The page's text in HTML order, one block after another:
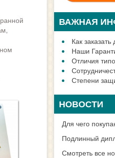
ВАЖНАЯ
Как заказать
Наши
Отличия
Степени
НОВОСТИ
Для чего
Подлинный
Смотреть все